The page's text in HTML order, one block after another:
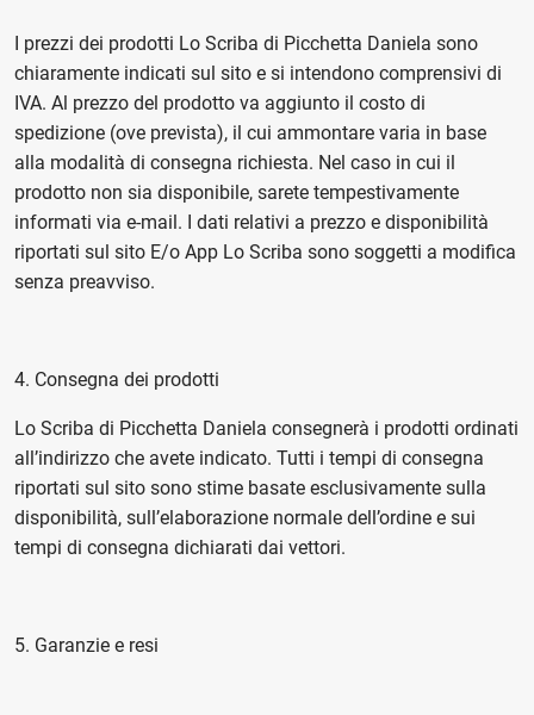
I prezzi dei prodotti Lo Scriba di Picchetta Daniela sono
chiaramente indicati sul sito e si intendono comprensivi di
IVA. Al prezzo del prodotto va aggiunto il costo di
spedizione (ove prevista), il cui ammontare varia in base
alla modalità di consegna richiesta. Nel caso in cui il
prodotto non sia disponibile, sarete tempestivamente
informati via e-mail. I dati relativi a prezzo e disponibilità
riportati sul sito E/o App Lo Scriba sono soggetti a modifica
senza preavviso.
4. Consegna dei prodotti
Lo Scriba di Picchetta Daniela consegnerà i prodotti ordinati
all’indirizzo che avete indicato. Tutti i tempi di consegna
riportati sul sito sono stime basate esclusivamente sulla
disponibilità, sull’elaborazione normale dell’ordine e sui
tempi di consegna dichiarati dai vettori.
5. Garanzie e resi